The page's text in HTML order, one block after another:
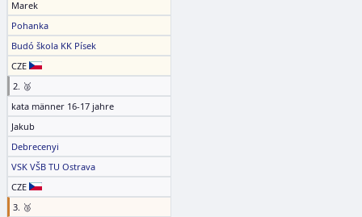
Marek
Pohanka
Budó škola KK Písek
CZE
2. 🥈
kata männer 16-17 jahre
Jakub
Debrecenyi
VSK VŠB TU Ostrava
CZE
3. 🥉